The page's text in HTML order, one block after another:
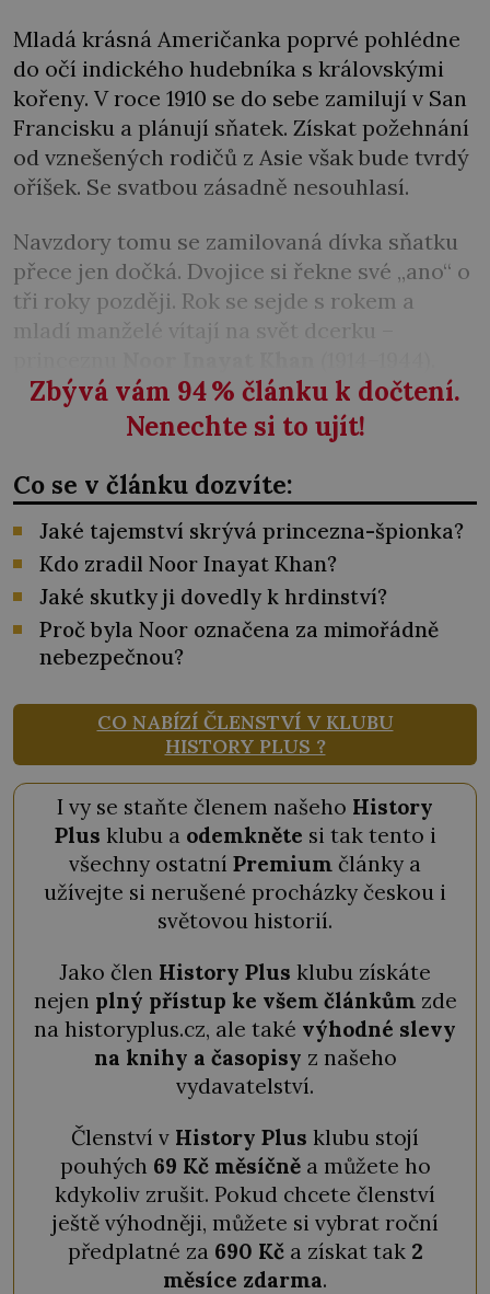
Mladá krásná Američanka poprvé pohlédne
do očí indického hudebníka s královskými
kořeny. V roce 1910 se do sebe zamilují v San
Francisku a plánují sňatek. Získat požehnání
od vznešených rodičů z Asie však bude tvrdý
oříšek. Se svatbou zásadně nesouhlasí.
Navzdory tomu se zamilovaná dívka sňatku
přece jen dočká. Dvojice si řekne své „ano“ o
tři roky později. Rok se sejde s rokem a
mladí manželé vítají na svět dcerku –
Zbývá vám 94% článku k dočtení.
Nenechte si to ujít!
Co se v článku dozvíte:
Jaké tajemství skrývá princezna-špionka?
Kdo zradil Noor Inayat Khan?
Jaké skutky ji dovedly k hrdinství?
Proč byla Noor označena za mimořádně
nebezpečnou?
CO NABÍZÍ ČLENSTVÍ V KLUBU
HISTORY PLUS ?
I vy se staňte členem našeho History
Plus klubu a odemkněte si tak tento i
všechny ostatní Premium články a
užívejte si nerušené procházky českou i
světovou historií.
Jako člen History Plus klubu získáte
nejen plný přístup ke všem článkůmzde
na historyplus.cz, ale také výhodné slevy
na knihy a časopisy z našeho
vydavatelství.
Členství v History Plus klubu stojí
pouhých 69 Kč měsíčněa můžete ho
kdykoliv zrušit. Pokud chcete členství
ještě výhodněji, můžete si vybrat roční
předplatné za 690 Kča získat tak 2
měsíce zdarma.